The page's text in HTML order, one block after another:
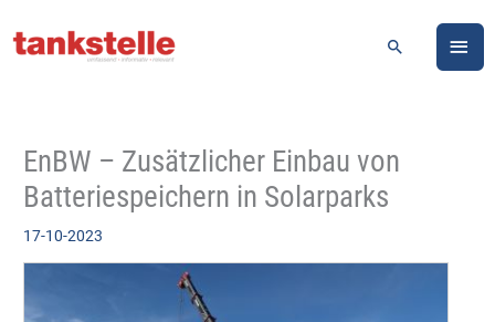
Inhalt
Suchen
EnBW – Zusätzlicher Einbau von
Batteriespeichern in Solarparks
17-10-2023